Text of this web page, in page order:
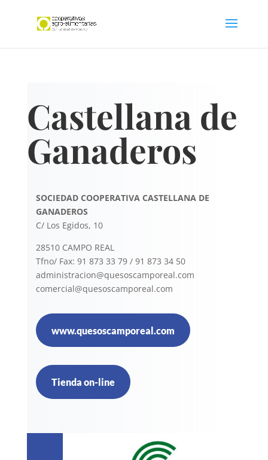
Castellana de
Ganaderos
SOCIEDAD COOPERATIVA CASTELLANA DE
GANADEROS
C/ Los Egidos, 10
28510 CAMPO REAL
Tfno/ Fax: 91 873 33 79 / 91 873 34 50
administracion@quesoscamporeal.com
comercial@quesoscamporeal.com
www.quesoscamporeal.com
Tienda on-line